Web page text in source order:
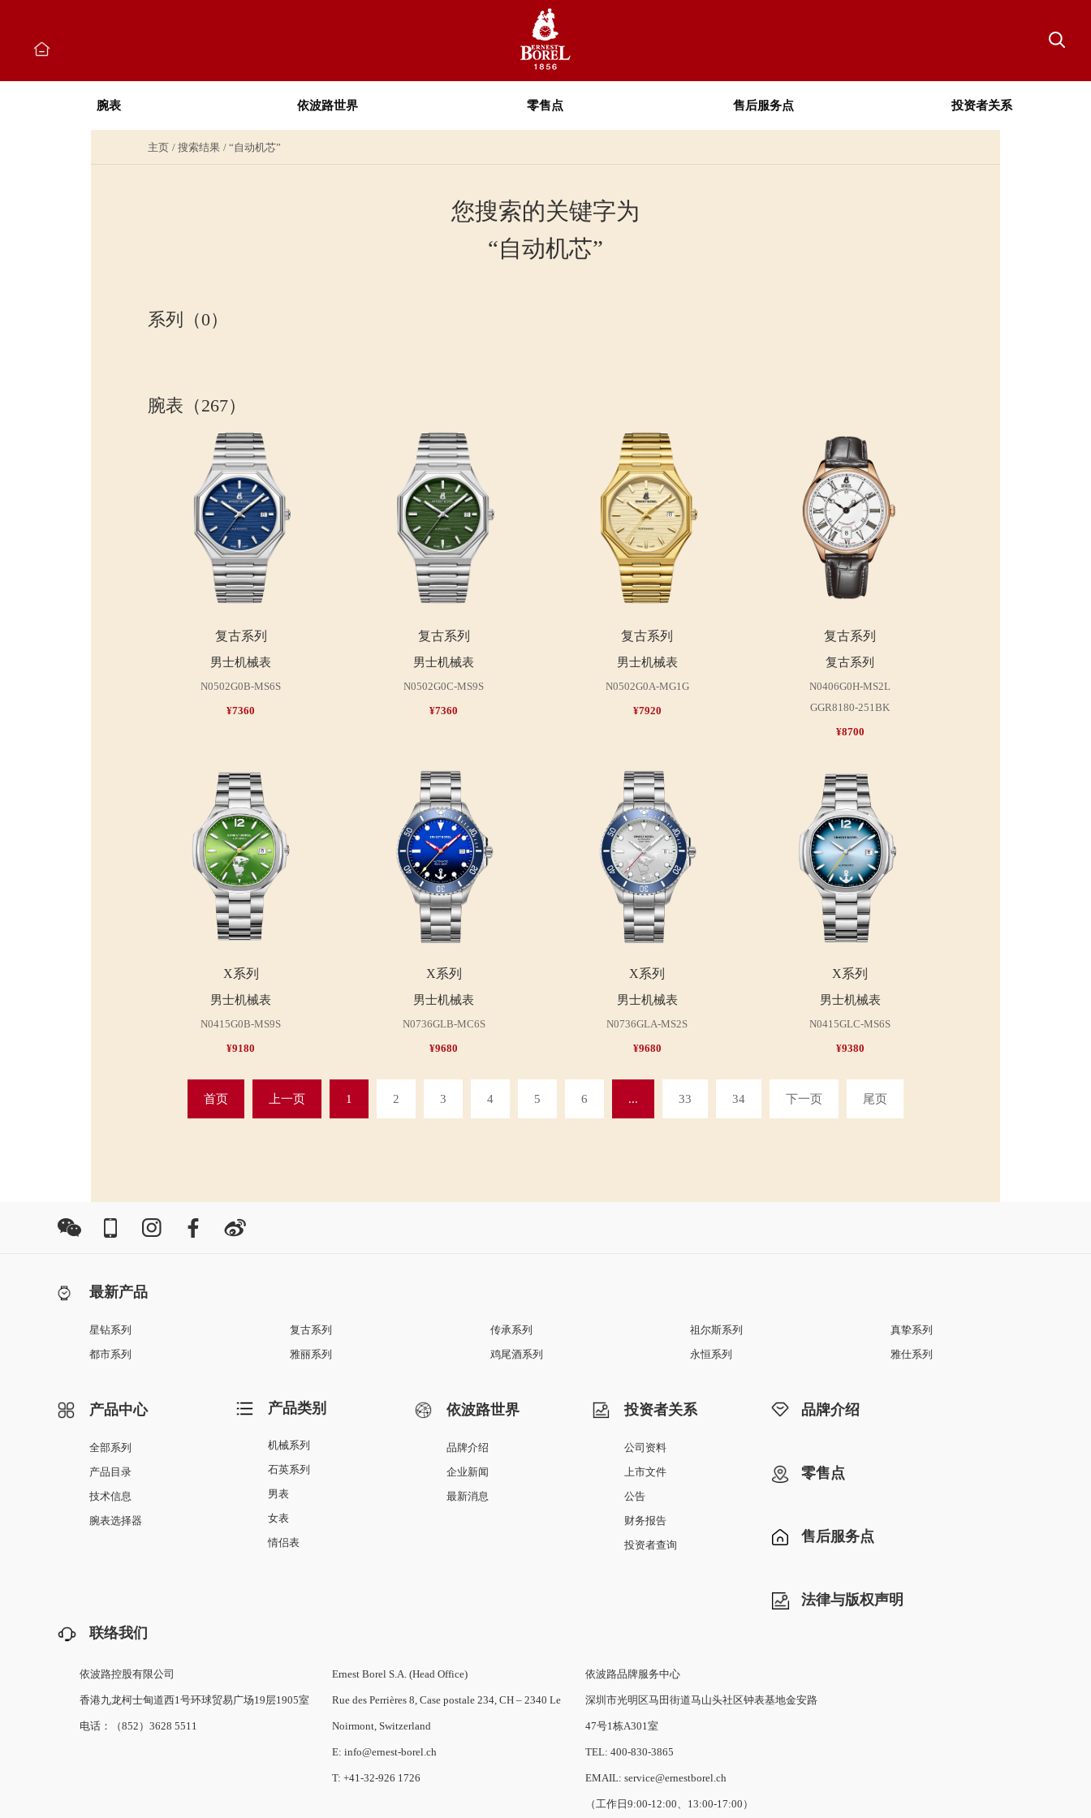
腕表 依波路世界 零售点 售后服务点 投资者关系
主页 搜索结果 “自动机芯”
您搜索的关键字为
“自动机芯”
系列（0）
腕表（267）
复古系列
男士机械表
N0502G0B-MS6S
¥7360
复古系列
男士机械表
N0502G0C-MS9S
¥7360
复古系列
男士机械表
N0502G0A-MG1G
¥7920
复古系列
复古系列
N0406G0H-MS2L
GGR8180-251BK
¥8700
X系列
男士机械表
N0415G0B-MS9S
¥9180
X系列
男士机械表
N0736GLB-MC6S
¥9680
X系列
男士机械表
N0736GLA-MS2S
¥9680
X系列
男士机械表
N0415GLC-MS6S
¥9380
首页 上一页 1 2 3 4 5 6 ... 33 34 下一页 尾页
最新产品
星钻系列 复古系列 传承系列 祖尔斯系列
真挚系列
都市系列
雅丽系列 鸡尾酒系列 永恒系列 雅仕系列
产品中心
全部系列
产品目录
技术信息
腕表选择器
产品类别
机械系列
石英系列
男表
女表
情侣表
依波路世界
品牌介绍
企业新闻
最新消息
投资者关系
公司资料
上市文件
公告
财务报告
投资者查询
品牌介绍
零售点
售后服务点
法律与版权声明
联络我们
依波路控股有限公司
香港九龙柯士甸道西1号环球贸易广场19层1905室
电话：（852）3628 5511
Ernest Borel S.A. (Head Office)
Rue des Perrières 8, Case postale 234, CH – 2340 Le
Noirmont, Switzerland
E: info@ernest-borel.ch
T: +41-32-926 1726
依波路品牌服务中心
深圳市光明区马田街道马山头社区钟表基地金安路
47号1栋A301室
TEL: 400-830-3865
EMAIL: service@ernestborel.ch
（工作日9:00-12:00、13:00-17:00）